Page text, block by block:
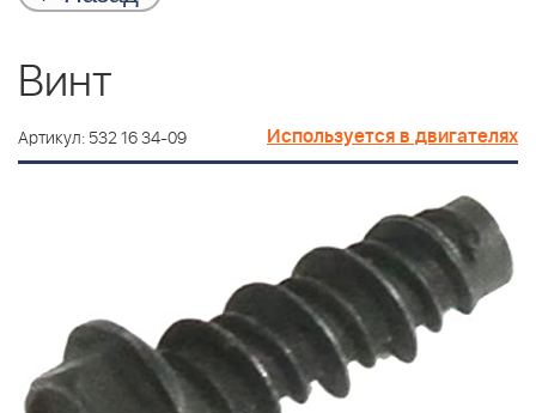
Винт
Артикул: 532 16 34-09 Используется в двигателях